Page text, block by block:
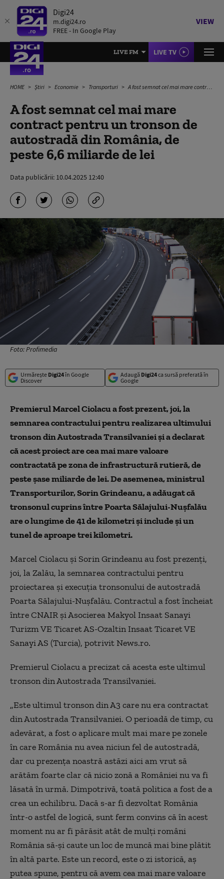
Digi24
m.digi24.ro
FREE - In Google Play
VIEW
LIVE FM LIVE TV
HOME Știri Economie Transporturi A fost semnat cel mai mare contract pentru un tronson de autostradă din România, de peste 6,6 miliarde de lei
A fost semnat cel mai mare
contract pentru un tronson de
autostradă din România, de
peste 6,6 miliarde de lei
Data publicării: 10.04.2025 12:40
Foto: Profimedia
Urmărește Digi24în Google
Discover
Adaugă Digi24ca sursă preferată în
Google
Premierul Marcel Ciolacu a fost prezent, joi, la
semnarea contractului pentru realizarea ultimului
tronson din Autostrada Transilvaniei şi a declarat
că acest proiect are cea mai mare valoare
contractată pe zona de infrastructură rutieră, de
peste şase miliarde de lei. De asemenea, ministrul
Transporturilor, Sorin Grindeanu, a adăugat că
tronsonul cuprins între Poarta Sălajului-Nuşfalău
are o lungime de 41 de kilometri şi include şi un
tunel de aproape trei kilometri.
Marcel Ciolacu şi Sorin Grindeanu au fost prezenţi,
joi, la Zalău, la semnarea contractului pentru
proiectarea şi execuţia tronsonului de autostradă
Poarta Sălajului-Nuşfalău. Contractul a fost încheiat
între CNAIR şi Asocierea Makyol Insaat Sanayi
Turizm VE Ticaret AS-Ozaltin Insaat Ticaret VE
Sanayi AS (Turcia), potrivit News.ro.
Premierul Ciolacu a precizat că acesta este ultimul
tronson din Autostrada Transilvaniei.
„Este ultimul tronson din A3 care nu era contractat
din Autostrada Transilvaniei. O perioadă de timp, cu
adevărat, a fost o aplicare mult mai mare pe zonele
în care România nu avea niciun fel de autostradă,
dar cu prezenţa noastră astăzi aici am vrut să
arătăm foarte clar că nicio zonă a României nu va fi
lăsată în urmă. Dimpotrivă, toată politica a fost de a
crea un echilibru. Dacă s-ar fi dezvoltat România
într-o astfel de logică, sunt ferm convins că în acest
moment nu ar fi părăsit atât de mulţi români
România să-şi caute un loc de muncă mai bine plătit
în altă parte. Este un record, este o zi istorică, aş
putea spune, pentru că avem cea mai mare valoare